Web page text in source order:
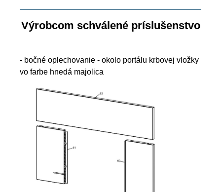
Výrobcom schválené príslušenstvo
- bočné oplechovanie - okolo portálu krbovej vložky
vo farbe hnedá majolica